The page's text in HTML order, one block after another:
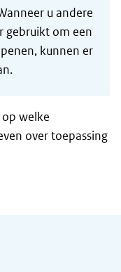
u andere
gebruikt om een
kunnen er
welke
over toepassing